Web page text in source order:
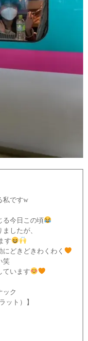
私ですw
る今日この頃
したが、
す
どきどきわくわく
笑
ています
ック
ット）】